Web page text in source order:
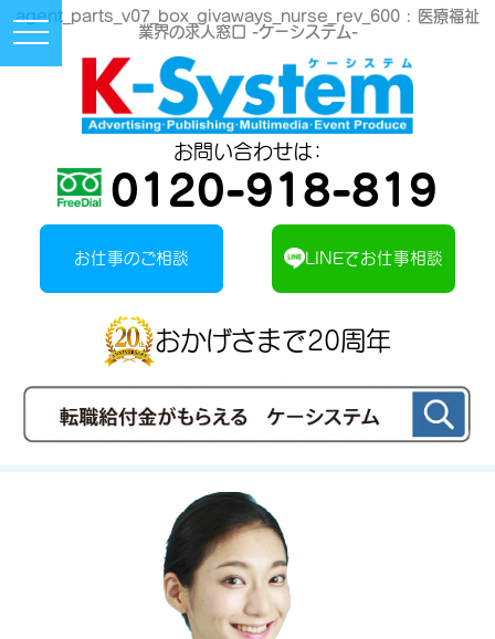
agent_parts_v07_box_givaways_nurse_rev_600 : 医療福祉
業界の求人窓口 -ケーシステム-
お問い合わせは：
0120-918-819
お仕事のご相談 LINEでお仕事相談
おかげさまで20周年
Toggle
Navigation